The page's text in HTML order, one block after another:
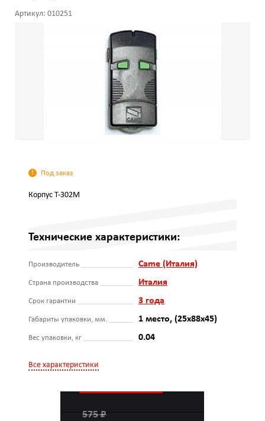
Артикул: 010251
Под заказ
Корпус T-302M
Технические характеристики:
Производитель Came (Италия)
Страна производства Италия
Срок гарантии 3 года
Габариты упаковки, мм. 1 место, (25х88х45)
Вес упаковки, кг 0.04
Все характеристики
575 ₽